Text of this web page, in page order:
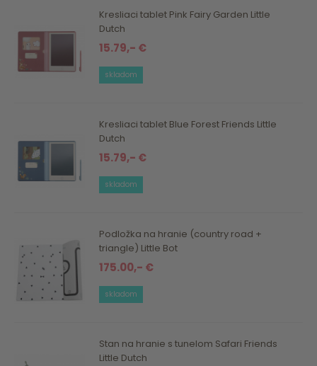
Kresliaci tablet Pink Fairy Garden Little
Dutch
15.79,- €
skladom
Kresliaci tablet Blue Forest Friends Little
Dutch
15.79,- €
skladom
Podložka na hranie (country road +
triangle) Little Bot
175.00,- €
skladom
Stan na hranie s tunelom Safari Friends
Little Dutch